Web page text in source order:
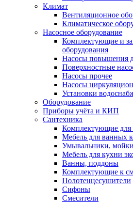
Климат
Вентиляционное
Климатическое
Насосное оборудование
Комплектующие и
оборудования
Насосы повышения
Поверхностные
Насосы прочее
Насосы
Установки
Оборудование
Приборы учёта и КИП
Сантехника
Комплектующие
Мебель для ванных
Умывальники, мойки
Мебель для кухни
Ванны, поддоны
Комплектующие к
Полотенцесушители
Сифоны
Смесители